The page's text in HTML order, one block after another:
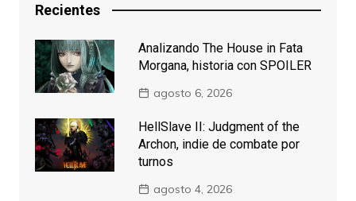
Recientes
Analizando The House in Fata
Morgana, historia con SPOILER
agosto 6, 2026
HellSlave II: Judgment of the
Archon, indie de combate por
turnos
agosto 4, 2026